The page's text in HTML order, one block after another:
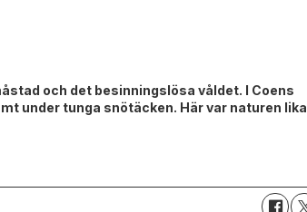
och det besinningslösa våldet. I Coens
under tunga snötäcken. Här var naturen lika